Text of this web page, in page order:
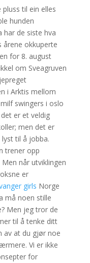
til ein elles
hunden
har de siste hva
årene okkuperte
for 8. august
om Sveagruven
i Arktis mellom
swingers i oslo
er et veldig
men det er
til å jobba.
trener opp
når utviklingen
er
girls Norge
må noen stille
Men jeg tror de
til å tenke ditt
av at du gjør noe
Vi er ikke
for